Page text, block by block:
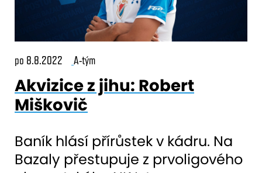
po 8.8.2022 A-tým
Akvizice z jihu: Robert
Miškovič
Baník hlásí přírůstek v kádru. Na
Bazaly přestupuje z prvoligového